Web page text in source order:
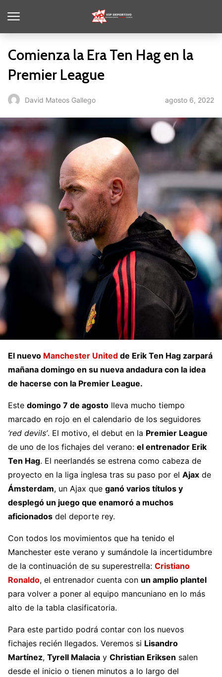
Comienza la Era Ten Hag en la
Premier League
David Mateos Gallego agosto 6, 2022
El nuevo Manchester United de Erik Ten Hag zarpará
mañana domingo en su nueva andadura con la idea
de hacerse con la Premier League.
Este domingo 7 de agosto lleva mucho tiempo
marcado en rojo en el calendario de los seguidores
‘red devils’. El motivo, el debut en la Premier League
de uno de los fichajes del verano: el entrenador Erik
Ten Hag. El neerlandés se estrena como cabeza de
proyecto en la liga inglesa tras su paso por el Ajax de
Ámsterdam, un Ajax que ganó varios títulos y
desplegó un juego que enamoró a muchos
aficionados del deporte rey.
Con todos los movimientos que ha tenido el
Manchester este verano y sumándole la incertidumbre
de la continuación de su superestrella: Cristiano
Ronaldo, el entrenador cuenta con un amplio plantel
para volver a poner al equipo mancuniano en lo más
alto de la tabla clasificatoria.
Para este partido podrá contar con los nuevos
fichajes recién llegados. Veremos si Lisandro
Martínez, Tyrell Malacia y Christian Eriksen salen
desde el inicio o tienen minutos a lo largo del